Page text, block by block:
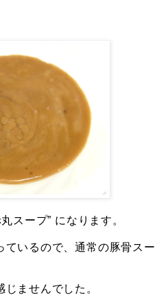
スープ” になります。
ているので、通常の豚骨スー
ませんでした。